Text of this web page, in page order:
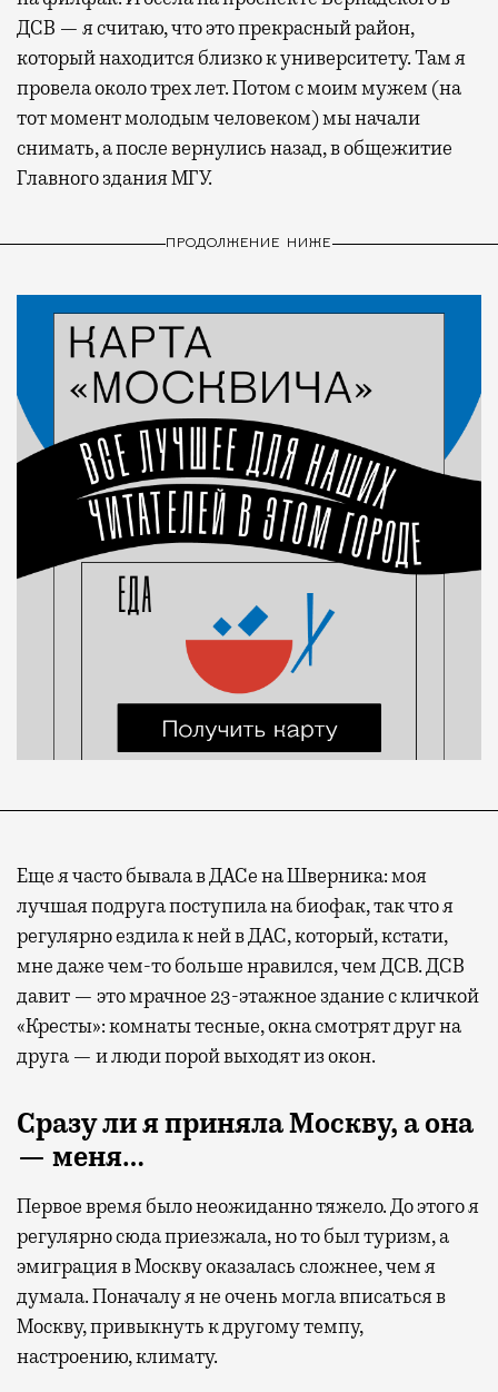
ДСВ — я считаю, что это прекрасный район,
который находится близко к университету. Там я
провела около трех лет. Потом с моим мужем (на
тот момент молодым человеком) мы начали
снимать, а после вернулись назад, в общежитие
Главного здания МГУ.
ПРОДОЛЖЕНИЕ НИЖЕ
Еще я часто бывала в ДАСе на Шверника: моя
лучшая подруга поступила на биофак, так что я
регулярно ездила к ней в ДАС, который, кстати,
мне даже чем-то больше нравился, чем ДСВ. ДСВ
давит — это мрачное 23-этажное здание с кличкой
«Кресты»: комнаты тесные, окна смотрят друг на
друга — и люди порой выходят из окон.
Сразу ли я приняла Москву, а она
— меня…
Первое время было неожиданно тяжело. До этого я
регулярно сюда приезжала, но то был туризм, а
эмиграция в Москву оказалась сложнее, чем я
думала. Поначалу я не очень могла вписаться в
Москву, привыкнуть к другому темпу,
настроению, климату.